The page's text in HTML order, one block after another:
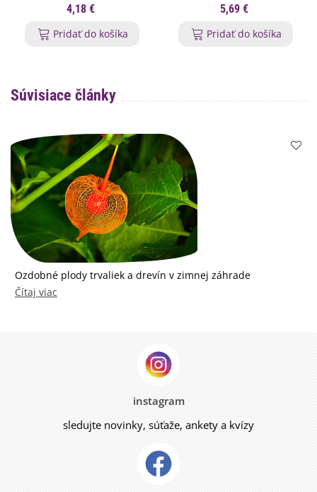
4,18 €
Pridať do košíka
5,69 €
Pridať do košíka
Súvisiace články
Ozdobné plody trvaliek a drevín v zimnej záhrade
Čítaj viac
instagram
sledujte novinky, súťaže, ankety a kvízy